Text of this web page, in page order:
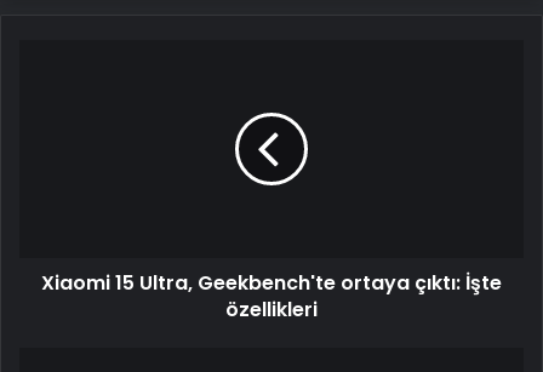
Xiaomi 15 Ultra, Geekbench'te ortaya çıktı: İşte
özellikleri